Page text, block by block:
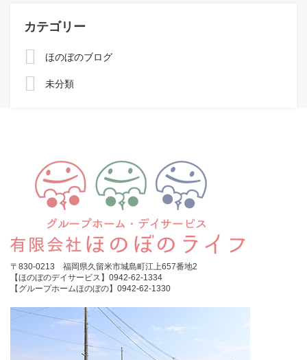
カテゴリー
ほのぼのブログ
未分類
〒830-0213 福岡県久留米市城島町江上657番地2
【ほのぼのデイサービス】0942-62-1334
【グループホームほのぼの】0942-62-1330